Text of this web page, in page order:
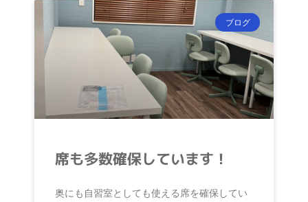
ブログ
席も多数確保しています！
奥にも自習室としても使える席を確保してい